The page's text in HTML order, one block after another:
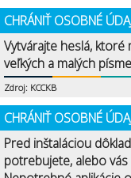
CHRÁNIŤ OSOBNÉ
Vytvárajte heslá,
veľkých a malých
Zdroj: KCCKB
CHRÁNIŤ OSOBNÉ
Pred inštaláciou
potrebujete, alebo vás